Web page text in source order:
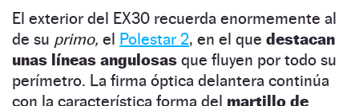
El exterior del EX30 recuerda enormemente al
de su primo, el Polestar 2, en el que destacan
unas líneas angulosas que fluyen por todo su
perímetro. La firma óptica delantera continúa
con la característica forma del martillo de